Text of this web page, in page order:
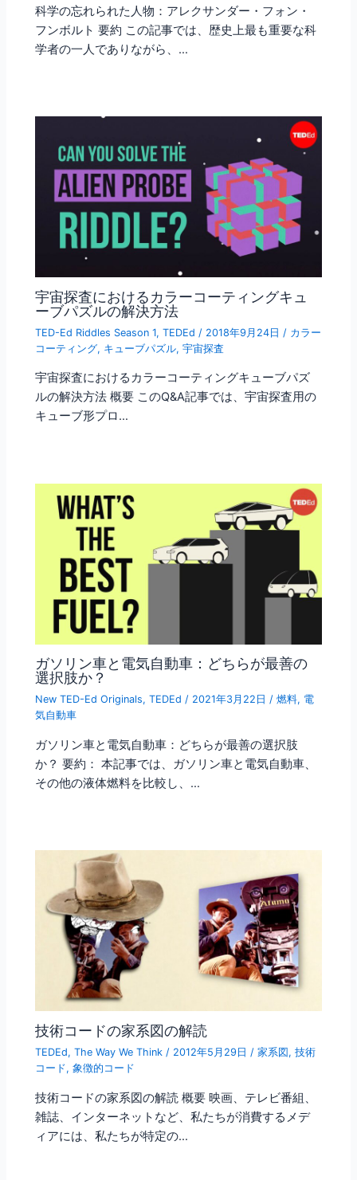
科学の忘れられた人物：アレクサンダー・フォン・
フンボルト 要約 この記事では、歴史上最も重要な科
学者の一人でありながら、…
宇宙探査におけるカラーコーティングキュ
ーブパズルの解決方法
TED-Ed Riddles Season 1,TEDEd / 2018年9月24日 / カラー
コーティング, キューブパズル,宇宙探査
宇宙探査におけるカラーコーティングキューブパズ
ルの解決方法 概要 このQ&A記事では、宇宙探査用の
キューブ形プロ…
ガソリン車と電気自動車：どちらが最善の
選択肢か？
New TED-Ed Originals,TEDEd / 2021年3月22日/燃料, 電
気自動車
ガソリン車と電気自動車：どちらが最善の選択肢
か？ 要約： 本記事では、ガソリン車と電気自動車、
その他の液体燃料を比較し、…
技術コードの家系図の解読
TEDEd,The Way We Think / 2012年5月29日/家系図 ,技術
コード,象徴的コード
技術コードの家系図の解読 概要 映画、テレビ番組、
雑誌、インターネットなど、私たちが消費するメデ
ィアには、私たちが特定の…